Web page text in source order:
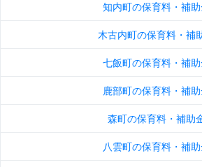
知内町の保育料・補助
木古内町の保育料・補
七飯町の保育料・補助
鹿部町の保育料・補
森町の保育料・補助
八雲町の保育料・補